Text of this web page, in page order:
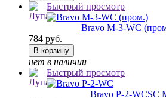
Быстрый просмотр
Bravo M-3-WC
784 руб.
В корзину
нет в наличии
Быстрый просмотр
Bravo P-2-WCSC